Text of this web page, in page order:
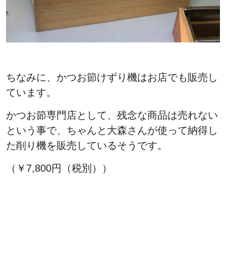
ちなみに、かつお節けずり機はお店でも販売し
ています。
かつお節専門店として、残念な商品は売れない
という事で、ちゃんと大森さんが使って納得し
た削り機を販売しているそうです。
（￥7,800円（税別））